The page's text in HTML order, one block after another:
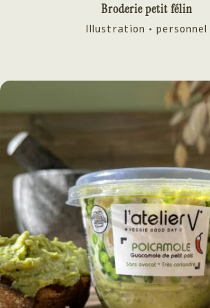
Broderie petit félin
Illustration • personnel